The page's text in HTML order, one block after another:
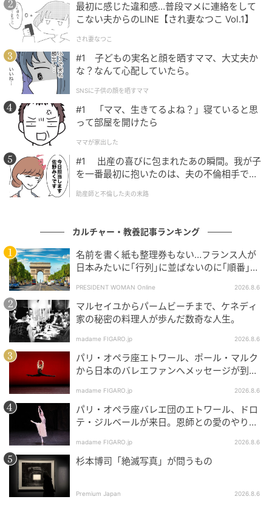
この研究の面白い点は、「アドバイスを求めることは
一方的な行為ではない」と示したことです。
確かに助言を求める側は、相手に一方的な負担をかけ
ているように感じがちです。
ですが実際には、 助言する側にもメリットがありま
す。
まず、自分の知識が役立ったと感じたり、相手から価
値を認められたと感じたりします。
さらに、話す中で自分の経験を振り返り、新しい気づ
のへと改良できたりするメリットもあります。
こうした「相手にもメリットがある」という事実を具
体的に知ると、助言を求める側の罪悪感が和らぐので
す。
そして特に効果が大きかったのは、見知らぬ相手や地
位の高い相手に対する場面でした。
人は上司や専門家などに対してほど、「忙しい人に迷
惑をかけるのでは」と感じやすいからです。
しかし、「相手にも価値があるやり取りだ」と理解で
きると、その心理的ハードルが下がります。
この発見は、職場や教育現場でも活用できそうです。
最初に感じた違和感…普段マメに連絡をして
こない夫からのLINE【され妻なつこ Vol.1】
され妻なつこ
#1 子どもの実名と顔を晒すママ、大丈夫か
な？なんて心配していたら。
SNSに子供の顔を晒すママ
#1 「ママ、生きてるよね？」寝ていると思
って部屋を開けたら
ママが家出した
#1 出産の喜びに包まれたあの瞬間。我が子
を一番最初に抱いたのは、夫の不倫相手でし
助産師と不倫した夫の末路
カルチャー・教養記事ランキング
名前を書く紙も整理券もない…フランス人が
日本みたいに｢行列｣に並ばないのに｢順番｣を
PRESIDENT WOMAN Online 2026.8.6
マルセイユからパームビーチまで、ケネディ
家の秘密の料理人が歩んだ数奇な人生。
madame FIGARO.jp 2026.8.6
パリ・オペラ座エトワール、ポール・マルク
から日本のバレエファンへメッセージが到
madame FIGARO.jp 2026.8.6
パリ・オペラ座バレエ団のエトワール、ドロ
テ・ジルベールが来日。恩師との愛のやりと
madame FIGARO.jp 2026.8.6
杉本博司「絶滅写真」が問うもの
Premium Japan 2026.8.6